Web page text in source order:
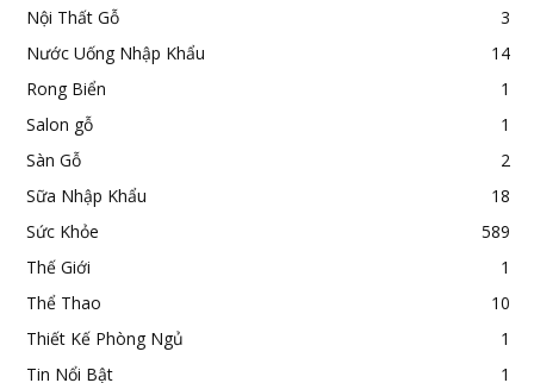
Nội Thất Gỗ
3
Nước Uống Nhập Khẩu
14
Rong Biển
1
Salon gỗ
1
Sàn Gỗ
2
Sữa Nhập Khẩu
18
Sức Khỏe
589
Thế Giới
1
Thể Thao
10
Thiết Kế Phòng Ngủ
1
Tin Nổi Bật
1